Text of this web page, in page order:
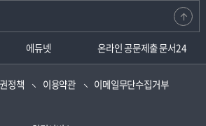
에듀넷 온라인 공문제출 문서24
정책 이용약관
이메일무단수집거부